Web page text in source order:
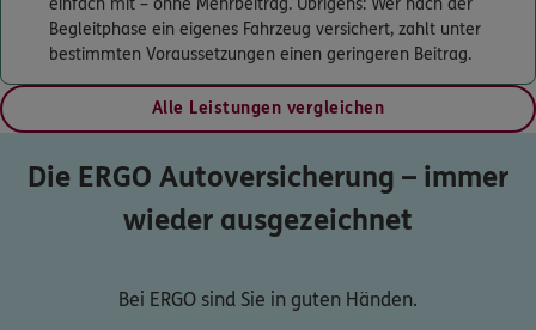
einfach mit – ohne Mehrbeitrag. Übrigens: Wer nach der
Begleitphase ein eigenes Fahrzeug versichert, zahlt unter
bestimmten Voraussetzungen einen geringeren Beitrag.
Alle Leistungen vergleichen
Die ERGO Autoversicherung – immer
wieder ausgezeichnet
Bei ERGO sind Sie in guten Händen.